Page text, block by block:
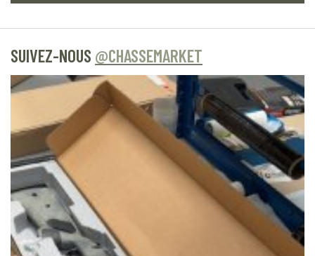
SUIVEZ-NOUS @CHASSEMARKET